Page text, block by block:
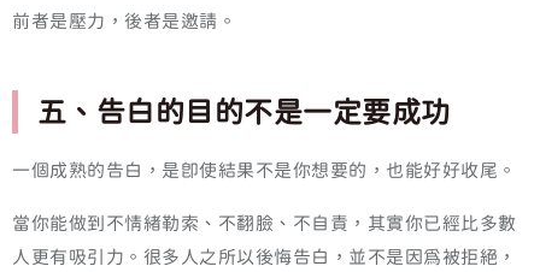
前者是壓力，後者是邀請。
五、告白的目的不是一定要成功
一個成熟的告白，是即使結果不是你想要的，也能好好收尾。
當你能做到不情緒勒索、不翻臉、不自責，其實你已經比多數
人更有吸引力。很多人之所以後悔告白，並不是因為被拒絕，